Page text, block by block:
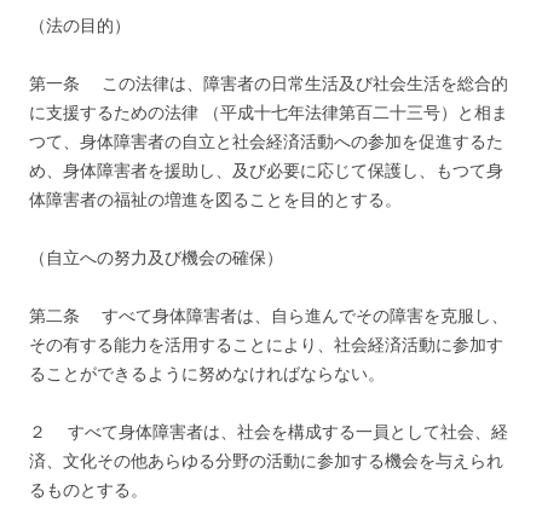
（法の目的）
第一条 この法律は、障害者の日常生活及び社会生活を総合的
に支援するための法律 （平成十七年法律第百二十三号）と相ま
つて、身体障害者の自立と社会経済活動への参加を促進するた
め、身体障害者を援助し、及び必要に応じて保護し、もつて身
体障害者の福祉の増進を図ることを目的とする。
（自立への努力及び機会の確保）
第二条 すべて身体障害者は、自ら進んでその障害を克服し、
その有する能力を活用することにより、社会経済活動に参加す
ることができるように努めなければならない。
２ すべて身体障害者は、社会を構成する一員として社会、経
済、文化その他あらゆる分野の活動に参加する機会を与えられ
るものとする。